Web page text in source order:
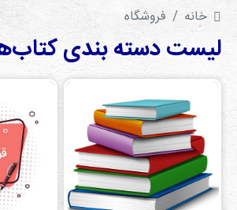
پژوهش
های
رشته
ای
استاد
فاطمه
میرزایی
خانه فروشگاه
لیست دسته بندی کتاب‌ها‌